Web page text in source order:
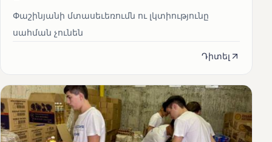
Փաշինյանի մտասեւեռումն ու լկտիությունը
սահման չունեն
Դիտել